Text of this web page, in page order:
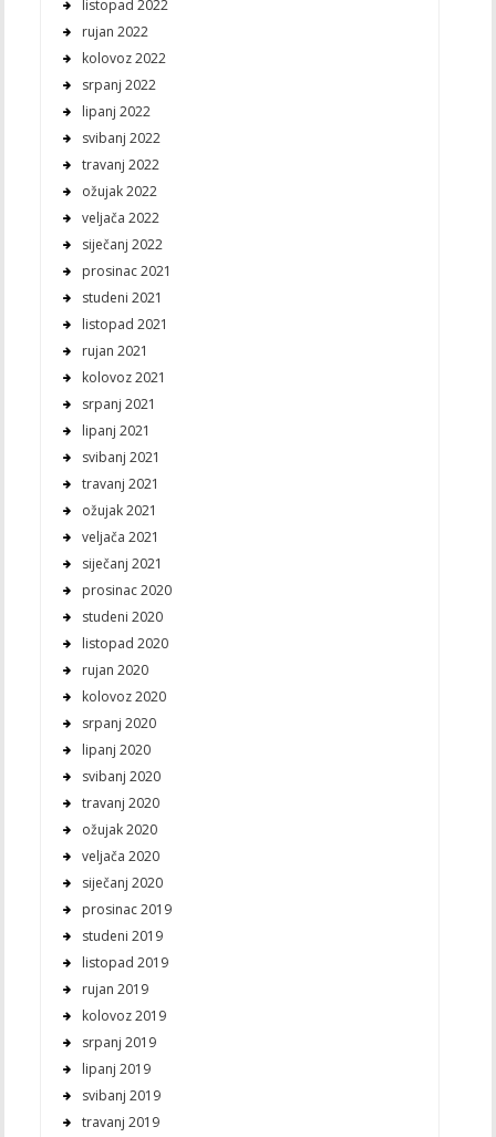
listopad 2022
rujan 2022
kolovoz 2022
srpanj 2022
lipanj 2022
svibanj 2022
travanj 2022
ožujak 2022
veljača 2022
siječanj 2022
prosinac 2021
studeni 2021
listopad 2021
rujan 2021
kolovoz 2021
srpanj 2021
lipanj 2021
svibanj 2021
travanj 2021
ožujak 2021
veljača 2021
siječanj 2021
prosinac 2020
studeni 2020
listopad 2020
rujan 2020
kolovoz 2020
srpanj 2020
lipanj 2020
svibanj 2020
travanj 2020
ožujak 2020
veljača 2020
siječanj 2020
prosinac 2019
studeni 2019
listopad 2019
rujan 2019
kolovoz 2019
srpanj 2019
lipanj 2019
svibanj 2019
travanj 2019